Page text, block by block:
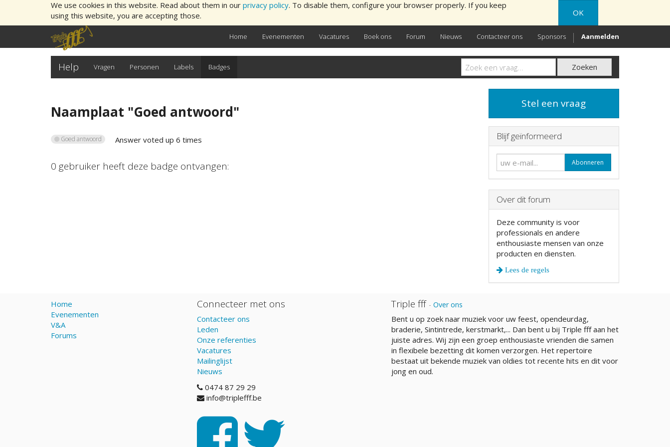
We use cookies in this website. Read about them in our privacy policy. To disable them, configure your browser properly. If you keep
using this website, you are accepting those.
OK
Home Evenementen Vacatures Boek ons Forum Nieuws Contacteer ons Sponsors Aanmelden
Help Vragen Personen Labels Badges Zoeken
Naamplaat "Goed antwoord"
Goed antwoord Answer voted up 6 times
0 gebruiker heeft deze badge ontvangen:
Stel een vraag
Blijf geïnformeerd
Abonneren
Over dit forum
Deze community is voor
professionals en andere
enthousiaste mensen van onze
producten en diensten.
Lees de regels
Home
Evenementen
V&A
Forums
Connecteer met ons
Contacteer ons
Leden
Onze referenties
Vacatures
Mailinglijst
Nieuws
0474 87 29 29
info@triplefff.be
Triple fff - Over ons
Bent u op zoek naar muziek voor uw feest, opendeurdag,
braderie, Sintintrede, kerstmarkt,... Dan bent u bij Triple fff aan het
juiste adres. Wij zijn een groep enthousiaste vrienden die samen
in flexibele bezetting dit komen verzorgen. Het repertoire
bestaat uit bekende muziek van oldies tot recente hits en dit voor
jong en oud.